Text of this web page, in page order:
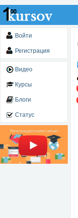
Войти
Регистрация
Видео
Курсы
Блоги
Статус